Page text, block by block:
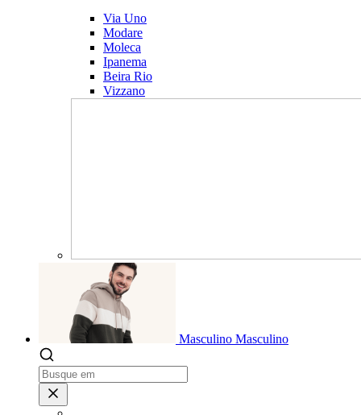
Via Uno
Modare
Moleca
Ipanema
Beira Rio
Vizzano
Masculino Masculino